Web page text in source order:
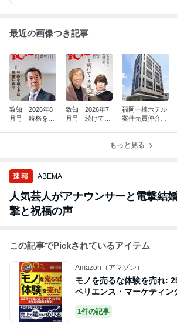
最近の画像つき記事
致知 2026年8
月号 時務を識
致知 2026年7
月号 続けてこ
福岡一棟ホテル
案件売買仲介完
もっと見る
速報 ABEMA
人気芸人がアナウンサーと電撃結
撃と祝福の声
この記事でPickされているアイテム
Amazon（アマゾン）
モノを売るな体験を売れ:
ペリエンス・マーケティン
1件の記事